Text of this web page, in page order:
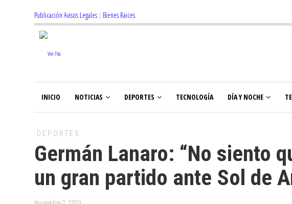
Publicación Avisos Legales | Bienes Raices
INICIO NOTICIAS DEPORTES TECNOLOGÍA DÍA Y NOCHE
DEPORTES
Germán Lanaro: “No siento
un gran partido ante Sol de